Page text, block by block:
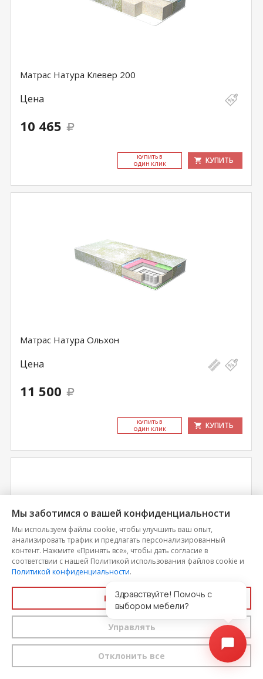
Матрас Натура Клевер 200
Цена
10 465
КУ­ПИТЬ В
ОДИН КЛИК
КУПИТЬ
Матрас Натура Ольхон
Цена
11 500
КУ­ПИТЬ В
ОДИН КЛИК
КУПИТЬ
Матрас Натура Крона
Мы заботимся о вашей конфиденциальности
Мы используем файлы cookie, чтобы улучшить ваш опыт,
анализировать трафик и предлагать персонализированный
контент. Нажмите «Принять все», чтобы дать согласие в
соответствии с нашей Политикой использования файлов cookie и
Политикой конфиденциальности.
Принять все
Управлять
Отклонить все
Здравствуйте! Помочь с
выбором мебели?